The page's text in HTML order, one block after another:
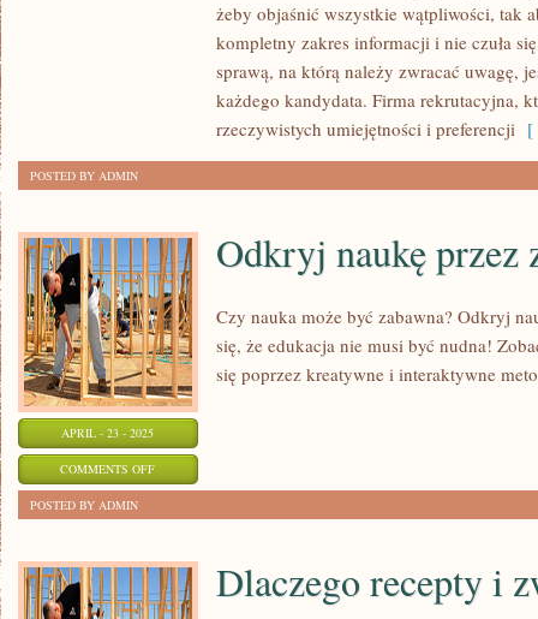
żeby objaśnić wszystkie wątpliwości, tak
kompletny zakres informacji i nie czuła
sprawą, na którą należy zwracać uwagę,
każdego kandydata. Firma rekrutacyjna,
rzeczywistych umiejętności i preferencji [
POSTED BY ADMIN
APRIL - 23 - 2025
COMMENTS OFFON
PRZEZ
ZABAWĘ!
Odkryj naukę przez
Czy nauka może być zabawna? Odkryj
się, że edukacja nie musi być nudna!
się poprzez kreatywne i interaktywne
POSTED BY ADMIN
Dlaczego recepty i